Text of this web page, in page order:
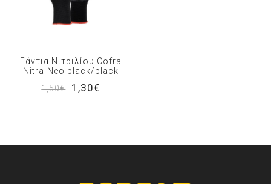
Γάντια Νιτριλίου Cofra
Nitra-Neo black/black
1,50€
1,30€